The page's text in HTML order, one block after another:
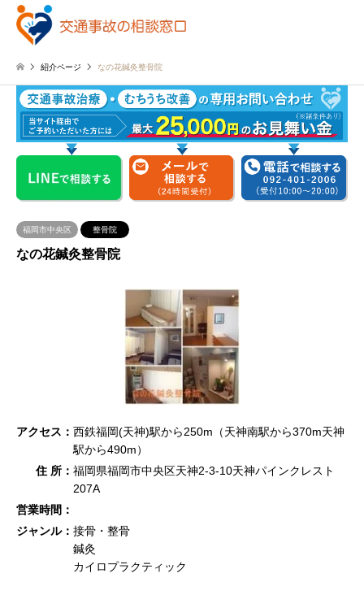
紹介ページ なの花鍼灸整骨院
福岡市中央区 整骨院
なの花鍼灸整骨院
アクセス： 西鉄福岡(天神)駅から250m（天神南駅から370m天神
駅から490m）
住 所： 福岡県福岡市中央区天神2-3-10天神パインクレスト
207A
営業時間：
ジャンル： 接骨・整骨
鍼灸
カイロプラクティック